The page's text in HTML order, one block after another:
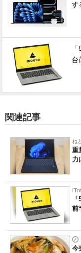
す
台
関連記事
ね
重
力
前
今